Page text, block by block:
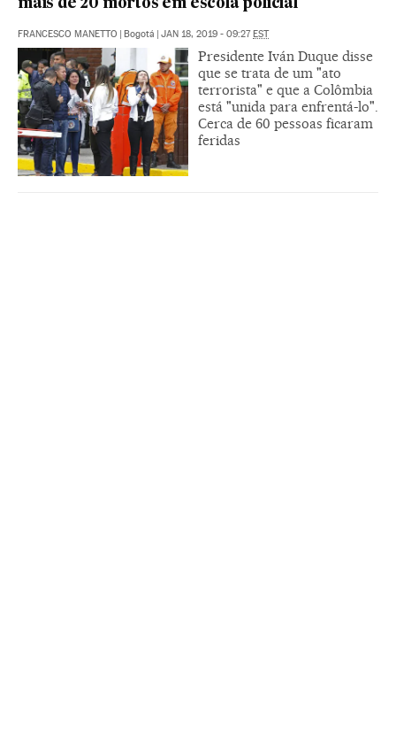
mais de 20 mortos em escola policial
FRANCESCO MANETTO | Bogotá | JAN 18, 2019 - 09:27EST
Presidente Iván Duque disse
que se trata de um "ato
terrorista" e que a Colômbia
está "unida para enfrentá-lo".
Cerca de 60 pessoas ficaram
feridas